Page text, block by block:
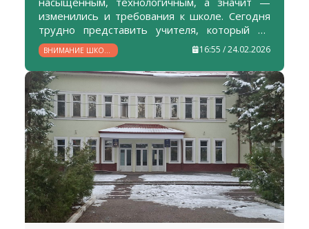
изменились и требования к школе. Сегодня
трудно представить учителя, который не
задавался бы вопросами: как сделать урок
ярким и запоминающимся? как увлечь
учащихся своим предметом? как создать на
занятии ситуацию успеха для каждого? Какой
современный педагог не мечтает о том,
чтобы ученики работали добровольно,
творчески, с внутренней мотивацией,
осваивая материал на максимально
возможном для каждого уровне?
ВНИМАНИЕ ШКОЛЕ
— ВНИМАНИЕ
БУДУЩЕМУ
16:55 / 24.02.2026